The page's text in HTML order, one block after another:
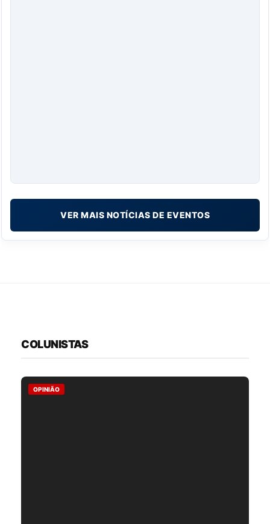
VER MAIS NOTÍCIAS DE EVENTOS
COLUNISTAS
OPINIÃO